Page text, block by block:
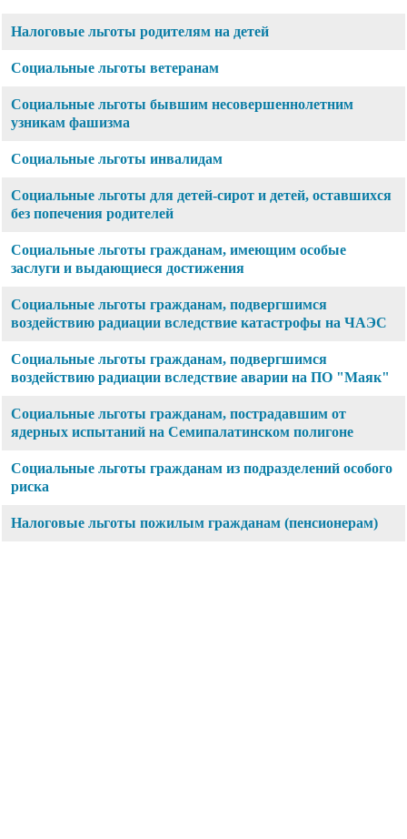
Налоговые льготы родителям на детей
Социальные льготы ветеранам
Социальные льготы бывшим несовершеннолетним
узникам фашизма
Социальные льготы инвалидам
Социальные льготы для детей-сирот и детей, оставшихся
без попечения родителей
Социальные льготы гражданам, имеющим особые
заслуги и выдающиеся достижения
Социальные льготы гражданам, подвергшимся
воздействию радиации вследствие катастрофы на ЧАЭС
Социальные льготы гражданам, подвергшимся
воздействию радиации вследствие аварии на ПО "Маяк"
Социальные льготы гражданам, пострадавшим от
ядерных испытаний на Семипалатинском полигоне
Социальные льготы гражданам из подразделений особого
риска
Налоговые льготы пожилым гражданам (пенсионерам)